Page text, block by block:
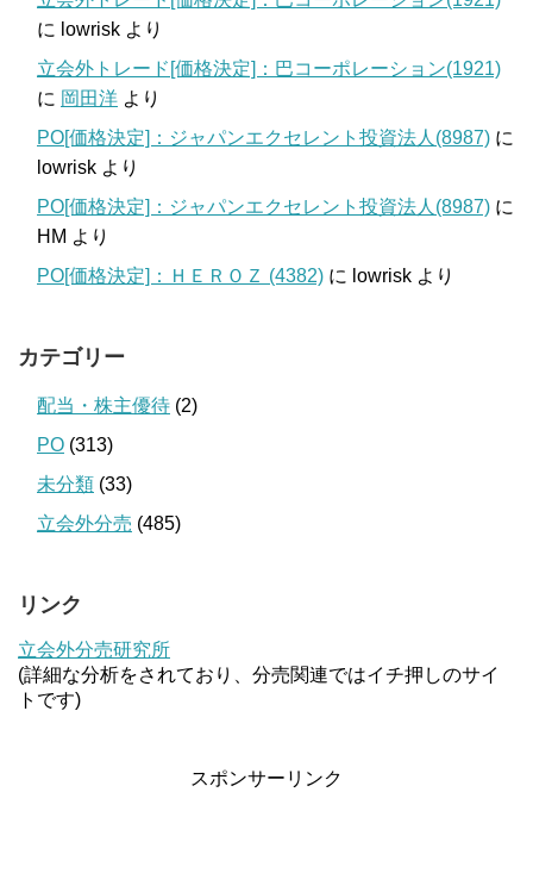
に lowrisk より
立会外トレード[価格決定]：巴コーポレーション(1921)
に 岡田洋 より
PO[価格決定]：ジャパンエクセレント投資法人(8987) に
lowrisk より
PO[価格決定]：ジャパンエクセレント投資法人(8987) に
HM より
PO[価格決定]：ＨＥＲＯＺ (4382) に lowrisk より
カテゴリー
配当・株主優待 (2)
PO (313)
未分類 (33)
立会外分売 (485)
リンク
立会外分売研究所
(詳細な分析をされており、分売関連ではイチ押しのサイ
トです)
スポンサーリンク